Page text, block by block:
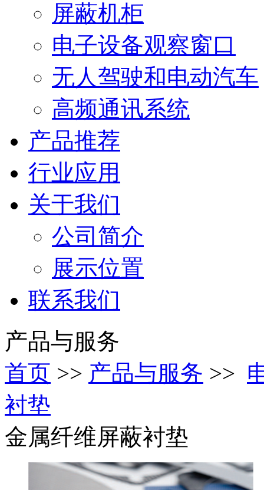
屏蔽机柜
电子设备观察窗口
无人驾驶和电动汽车
高频通讯系统
产品推荐
行业应用
关于我们
公司简介
展示位置
联系我们
产品与服务
首页 >> 产品与服务 >>
衬垫
金属纤维屏蔽衬垫